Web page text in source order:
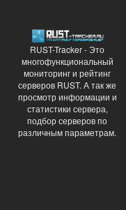
RUST-Tracker - Это
многофункциональный
мониторинг и рейтинг
серверов RUST. А так же
просмотр информации и
статистики сервера,
подбор серверов по
различным параметрам.